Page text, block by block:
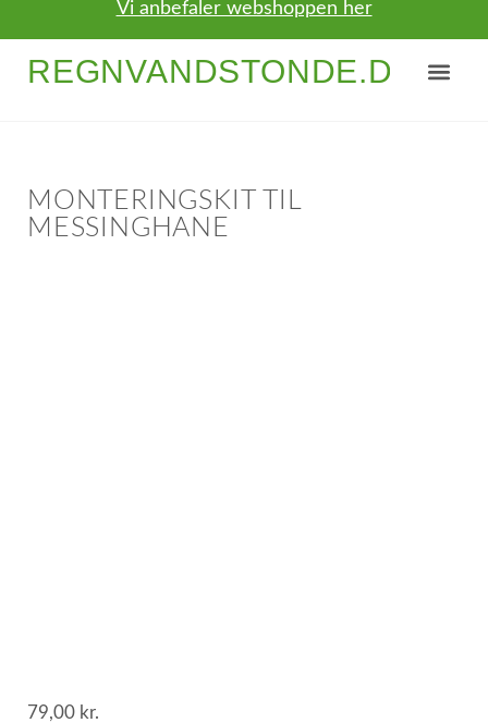
Vi anbefaler webshoppen her
REGNVANDSTONDE.DK
MONTERINGSKIT TIL
MESSINGHANE
79,00 kr.